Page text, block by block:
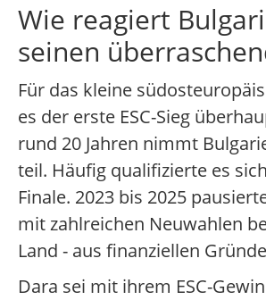
Wie reagiert
seinen
Für das kleine
es der erste ESC-Sieg
rund 20 Jahren nimmt
teil. Häufig qualifizierte es
Finale. 2023 bis 2025
mit zahlreichen Neuwahlen
Land - aus finanziellen
Dara sei mit ihrem ESC-